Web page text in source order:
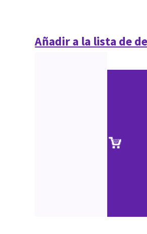
Añadir a la lista de